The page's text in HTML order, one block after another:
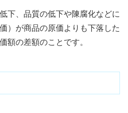
下、品質の低下や陳腐化などに
）が商品の原価よりも下落した
額の差額のことです。